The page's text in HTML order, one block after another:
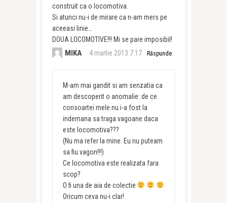
construit ca o locomotiva.
Si atunci nu-i de mirare ca n-am mers pe
aceeasi linie…
DOUA LOCOMOTIVE!!! Mi se pare imposibil!
MIKA 4 martie 2013 7:17 Răspunde
M-am mai gandit si am senzatia ca
am descoperit o anomalie: de ce
consoartei mele nu i-a fost la
indemana sa traga vagoane daca
este locomotiva???
(Nu ma refer la mine. Eu nu puteam
sa fiu vagon!!!)
Ce locomotiva este realizata fara
scop?
O fi una de aia de colectie
Oricum ceva nu-i clar!